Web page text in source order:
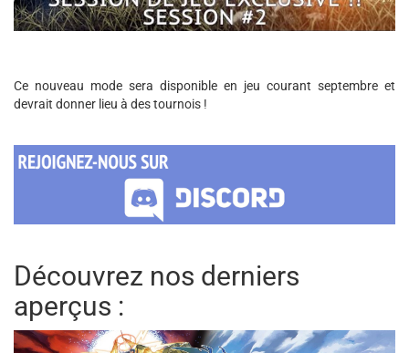
Ce nouveau mode sera disponible en jeu courant septembre et
devrait donner lieu à des tournois !
Découvrez nos derniers
aperçus :